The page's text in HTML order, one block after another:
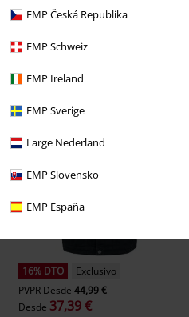
EMP Česká Republika
EMP Schweiz
EMP Ireland
EMP Sverige
Large Nederland
EMP Slovensko
EMP España
Vintage Trooper
Iron Maiden
16% DTO
Exclusivo
PVPR Desde 44,99 €
Desde 37,39 €